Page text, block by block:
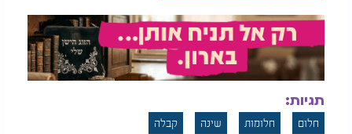
המלצות נוספות
תגיות:
חלום חלומות שינה קבלה